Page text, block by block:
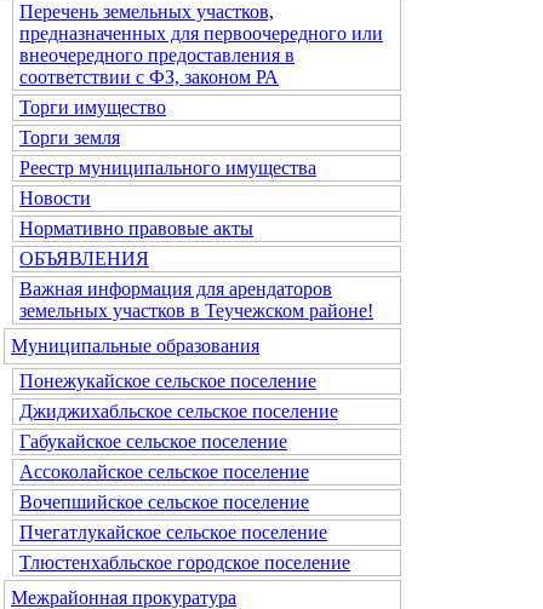
Перечень земельных участков,
предназначенных для первоочередного или
внеочередного предоставления в
соответствии с ФЗ, законом РА
Торги имущество
Торги земля
Реестр муниципального имущества
Новости
Нормативно правовые акты
ОБЪЯВЛЕНИЯ
Важная информация для арендаторов
земельных участков в Теучежском районе!
Муниципальные образования
Понежукайское сельское поселение
Джиджихабльское сельское поселение
Габукайское сельское поселение
Ассоколайское сельское поселение
Вочепшийское сельское поселение
Пчегатлукайское сельское поселение
Тлюстенхабльское городское поселение
Межрайонная прокуратура